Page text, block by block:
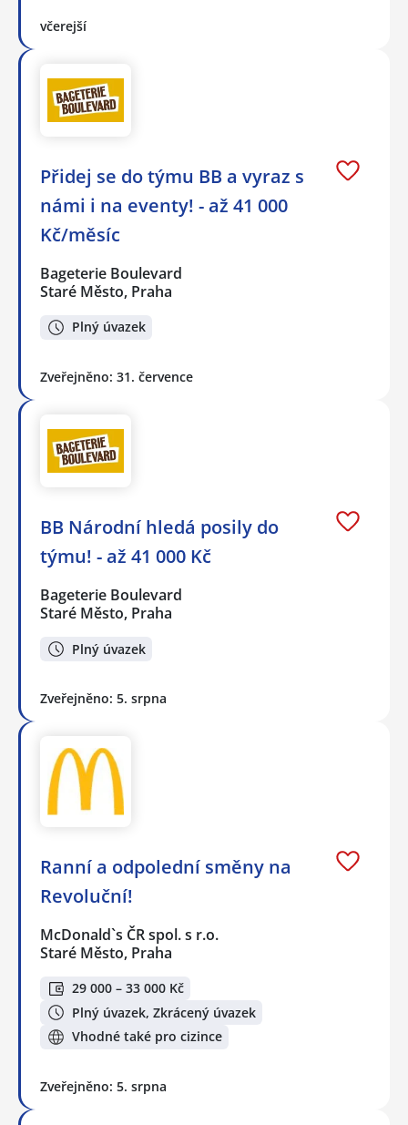
včerejší
Přidej se do týmu BB a vyraz s
námi i na eventy! - až 41 000
Kč/měsíc
Bageterie Boulevard
Staré Město, Praha
Plný úvazek
Zveřejněno: 31. července
BB Národní hledá posily do
týmu! - až 41 000 Kč
Bageterie Boulevard
Staré Město, Praha
Plný úvazek
Zveřejněno: 5. srpna
Ranní a odpolední směny na
Revoluční!
McDonald`s ČR spol. s r.o.
Staré Město, Praha
29 000 – 33 000 Kč
Plný úvazek, Zkrácený úvazek
Vhodné také pro cizince
Zveřejněno: 5. srpna